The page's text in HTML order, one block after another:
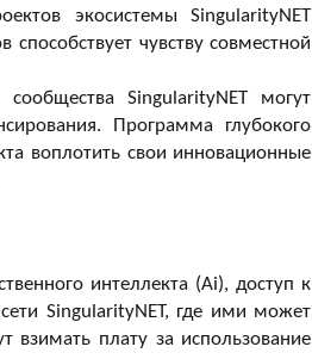
экосистемы SingularityNET
чувству совместной
SingularityNET могут
Программа глубокого
воплотить свои инновационные
интеллекта (Ai), доступ к
SingularityNET, где ими может
взимать плату за использование